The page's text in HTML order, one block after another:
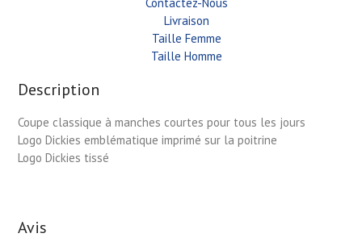
Contactez-Nous
Livraison
Taille Femme
Taille Homme
Description
Coupe classique à manches courtes pour tous les jours
Logo Dickies emblématique imprimé sur la poitrine
Logo Dickies tissé
Avis